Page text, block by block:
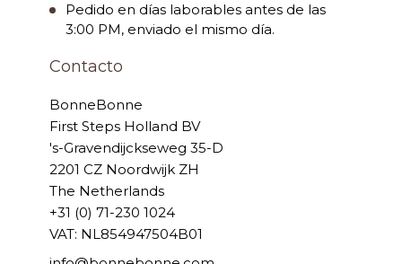
Pedido en días laborables antes de las
3:00 PM, enviado el mismo día.
Contacto
BonneBonne
First Steps Holland BV
's-Gravendijckseweg 35-D
2201 CZ Noordwijk ZH
The Netherlands
+31 (0) 71-230 1024
VAT: NL854947504B01